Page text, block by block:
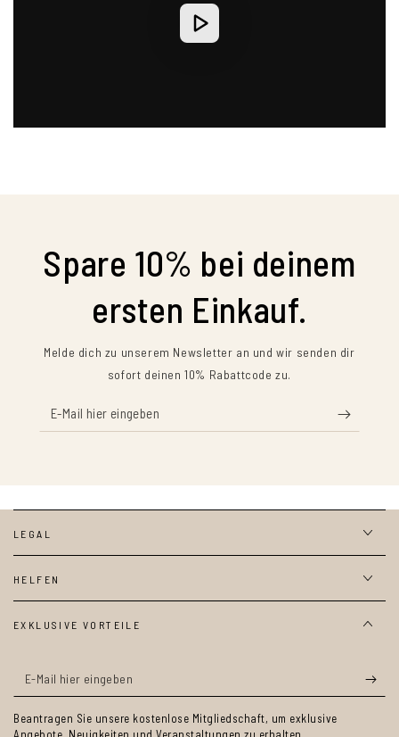
Spare 10% bei deinem
ersten Einkauf.
Melde dich zu unserem Newsletter an und wir senden dir
sofort deinen 10% Rabattcode zu.
Mail
LEGAL
HELFEN
EXKLUSIVE VORTEILE
E-
Mail
hier
Beantragen Sie unsere kostenlose Mitgliedschaft, um exklusive